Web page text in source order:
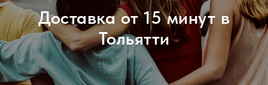
Доставка от 15 минут в
Тольятти